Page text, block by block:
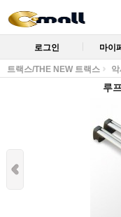
로그인 마이
트랙스/THE NEW 트랙스
루